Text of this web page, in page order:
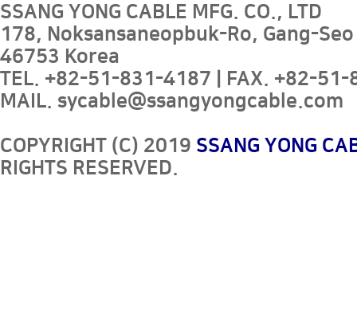
SSANG YONG CABLE MFG. CO., LTD
178, Noksansaneopbuk-Ro, Gang-Seo
46753 Korea
TEL. +82-51-831-4187 | FAX. +82-
MAIL. sycable@ssangyongcable.com
COPYRIGHT (C) 2019 SSANG YONG
RIGHTS RESERVED.